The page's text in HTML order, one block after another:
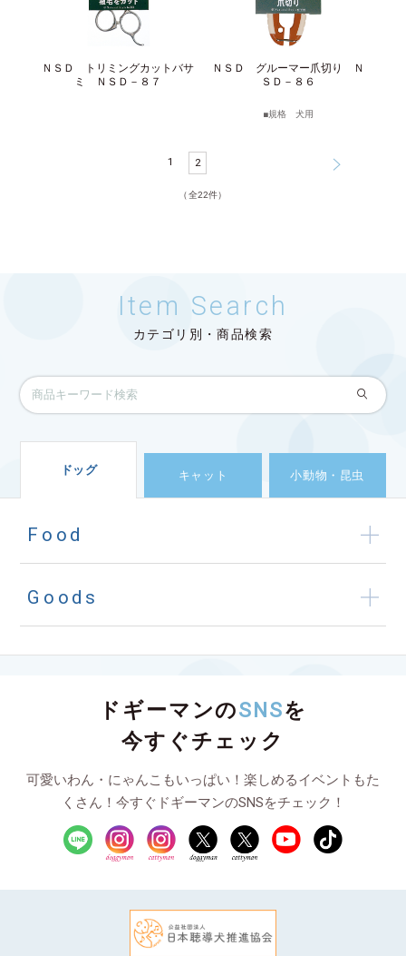
ＮＳＤ トリミングカットバサ
ミ ＮＳＤ－８７
ＮＳＤ グルーマー爪切り Ｎ
ＳＤ－８６
規格 犬用
1 2
（全22件）
Item Search
カテゴリ別・商品検索
ドッグ キャット 小動物・昆虫
Food
Goods
ドギーマンのSNSを
今すぐチェック
可愛いわん・にゃんこもいっぱい！楽しめるイベントもた
くさん！今すぐドギーマンのSNSをチェック！